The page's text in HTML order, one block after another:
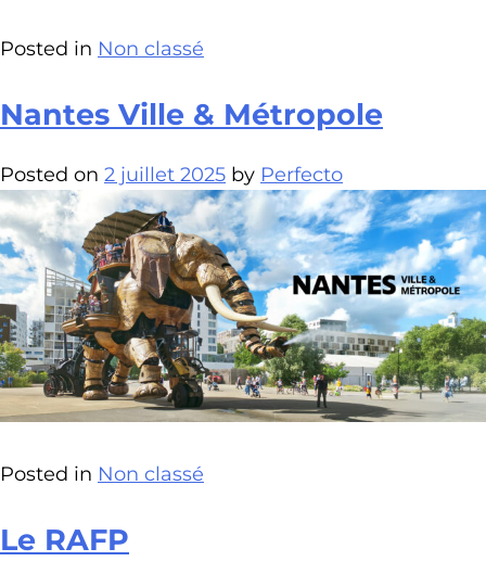
Posted in Non classé
Nantes Ville & Métropole
Posted on 2 juillet 2025 by Perfecto
Posted in Non classé
Le RAFP